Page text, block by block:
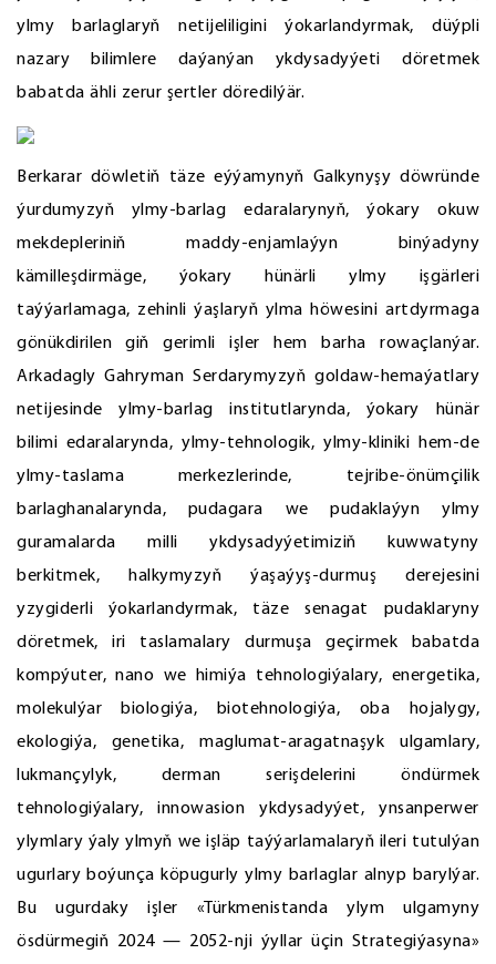
ylmy barlaglaryň netijeliligini ýokarlandyrmak, düýpli
nazary bilimlere daýanýan ykdysadyýeti döretmek
babatda ähli zerur şertler döredilýär.
Berkarar döwletiň täze eýýamynyň Galkynyşy döwründe
ýurdumyzyň ylmy-barlag edaralarynyň, ýokary okuw
mekdepleriniň maddy-enjamlaýyn binýadyny
kämilleşdirmäge, ýokary hünärli ylmy işgärleri
taýýarlamaga, zehinli ýaşlaryň ylma höwesini artdyrmaga
gönükdirilen giň gerimli işler hem barha rowaçlanýar.
Arkadagly Gahryman Serdarymyzyň goldaw-hemaýatlary
netijesinde ylmy-barlag institutlarynda, ýokary hünär
bilimi edaralarynda, ylmy-tehnologik, ylmy-kliniki hem-de
ylmy-taslama merkezlerinde, tejribe-önümçilik
barlaghanalarynda, pudagara we pudaklaýyn ylmy
guramalarda milli ykdysadyýetimiziň kuwwatyny
berkitmek, halkymyzyň ýaşaýyş-durmuş derejesini
yzygiderli ýokarlandyrmak, täze senagat pudaklaryny
döretmek, iri taslamalary durmuşa geçirmek babatda
kompýuter, nano we himiýa tehnologiýalary, energetika,
molekulýar biologiýa, biotehnologiýa, oba hojalygy,
ekologiýa, genetika, maglumat-aragatnaşyk ulgamlary,
lukmançylyk, derman serişdelerini öndürmek
tehnologiýalary, innowasion ykdysadyýet, ynsanperwer
ylymlary ýaly ylmyň we işläp taýýarlamalaryň ileri tutulýan
ugurlary boýunça köpugurly ylmy barlaglar alnyp barylýar.
Bu ugurdaky işler «Türkmenistanda ylym ulgamyny
ösdürmegiň 2024 — 2052-nji ýyllar üçin Strategiýasyna»